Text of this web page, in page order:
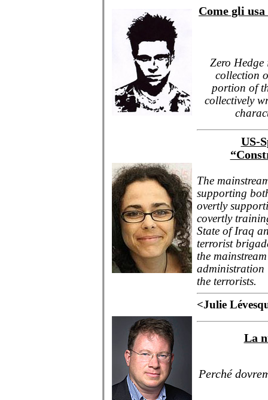
Come gli
Zero Hedge
collection
portion of
collectively
US-
The
supporting
overtly
covertly
State of Iraq
terrorist
the
administration
the terrorists.
<Julie
La
Perché